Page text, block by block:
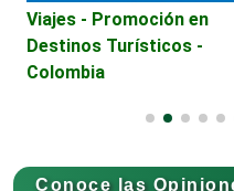
Cancelería de
Viajes - Promoción en
Destinos Turísticos -
Colombia
Conoce las